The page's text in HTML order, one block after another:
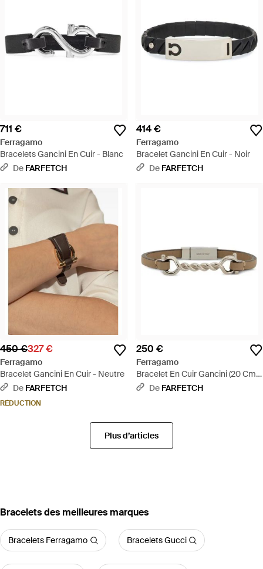
711 €
Ferragamo
Bracelets Gancini En Cuir - Blanc
De FARFETCH
414 €
Ferragamo
Bracelet Gancini En Cuir - Noir
De FARFETCH
450 €327 €
Ferragamo
Bracelet Gancini En Cuir - Neutre
De FARFETCH
RÉDUCTION
250 €
Ferragamo
Bracelet En Cuir Gancini (20 Cm) -
Blanc
De FARFETCH
Plus d’articles
‪Bracelets‬ des meilleures marques
Bracelets Ferragamo Bracelets Gucci